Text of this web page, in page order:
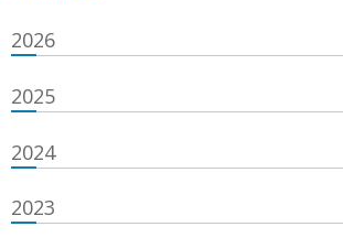
2026
2025
2024
2023